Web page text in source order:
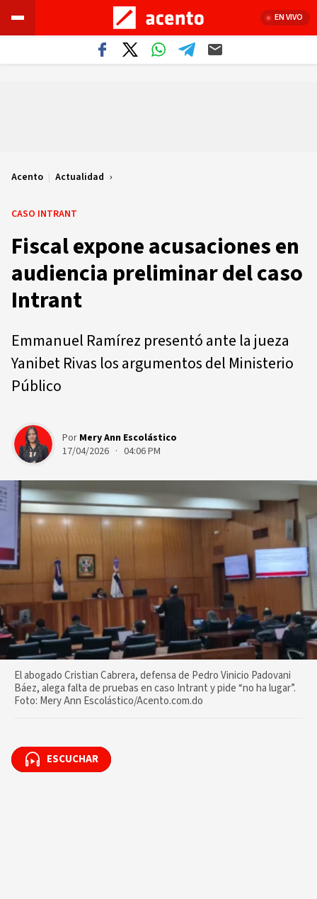
EN VIVO
Acento | Actualidad
CASO INTRANT
Fiscal expone acusaciones en
audiencia preliminar del caso
Intrant
Emmanuel Ramírez presentó ante la jueza
Yanibet Rivas los argumentos del Ministerio
Público
Por Mery Ann Escolástico
17/04/2026 · 04:06 PM
El abogado Cristian Cabrera, defensa de Pedro Vinicio Padovani
Báez, alega falta de pruebas en caso Intrant y pide “no ha lugar”.
Foto: Mery Ann Escolástico/Acento.com.do
ESCUCHAR
ESCUCHAR